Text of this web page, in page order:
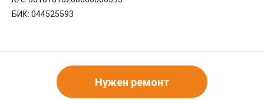
БИК: 044525593
Нужен ремонт